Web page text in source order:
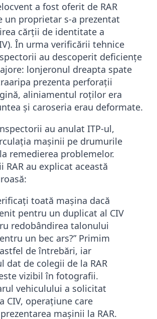
a fost oferit de RAR
un proprietar s-a prezentat
cărții de identitate a
În urma verificării tehnice
au descoperit deficiențe
lonjeronul dreapta spate
prezenta perforații
aliniamentul roților era
și caroseria erau deformate.
au anulat ITP-ul,
mașinii pe drumurile
remedierea problemelor.
RAR au explicat această
toată mașina dacă
pentru un duplicat al CIV
redobândirea talonului
un bec ars?” Primim
de întrebări, iar
dat de colegii de la RAR
vizibil în fotografii.
vehiculului a solicitat
CIV, operațiune care
mașinii la RAR.